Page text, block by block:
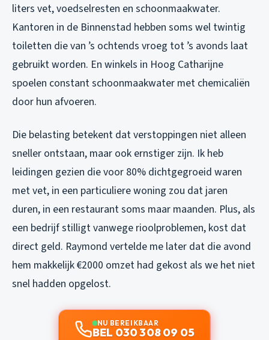
liters vet, voedselresten en schoonmaakwater.
Kantoren in de Binnenstad hebben soms wel twintig
toiletten die van ’s ochtends vroeg tot ’s avonds laat
gebruikt worden. En winkels in Hoog Catharijne
spoelen constant schoonmaakwater met chemicaliën
door hun afvoeren.
Die belasting betekent dat verstoppingen niet alleen
sneller ontstaan, maar ook ernstiger zijn. Ik heb
leidingen gezien die voor 80% dichtgegroeid waren
met vet, in een particuliere woning zou dat jaren
duren, in een restaurant soms maar maanden. Plus, als
een bedrijf stilligt vanwege rioolproblemen, kost dat
direct geld. Raymond vertelde me later dat die avond
hem makkelijk €2000 omzet had gekost als we het niet
snel hadden opgelost.
NU BEREIKBAAR
BEL 030 308 09 05